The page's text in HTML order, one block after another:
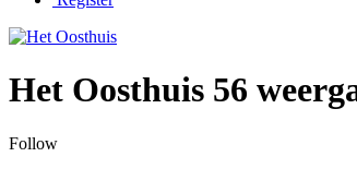
Het Oosthuis 56
Follow